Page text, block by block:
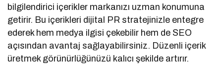
bilgilendirici içerikler markanızı uzman konumuna
getirir. Bu içerikleri dijital PR stratejinizle entegre
ederek hem medya ilgisi çekebilir hem de SEO
açısından avantaj sağlayabilirsiniz. Düzenli içerik
üretmek görünürlüğünüzü kalıcı şekilde artırır.